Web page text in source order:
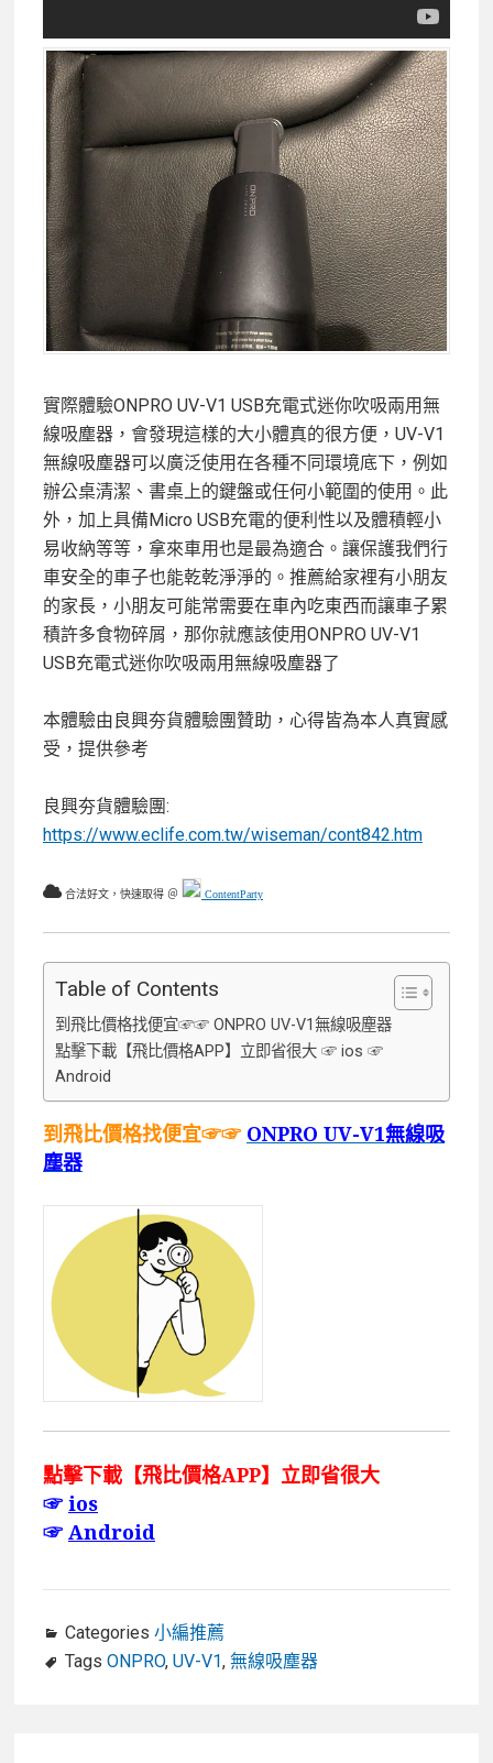
實際體驗ONPRO UV-V1 USB充電式迷你吹吸兩用無
線吸塵器，會發現這樣的大小體真的很方便，UV-V1
無線吸塵器可以廣泛使用在各種不同環境底下，例如
辦公桌清潔、書桌上的鍵盤或任何小範圍的使用。此
外，加上具備Micro USB充電的便利性以及體積輕小
易收納等等，拿來車用也是最為適合。讓保護我們行
車安全的車子也能乾乾淨淨的。推薦給家裡有小朋友
的家長，小朋友可能常需要在車內吃東西而讓車子累
積許多食物碎屑，那你就應該使用ONPRO UV-V1
USB充電式迷你吹吸兩用無線吸塵器了
本體驗由良興夯貨體驗團贊助，心得皆為本人真實感
受，提供參考
良興夯貨體驗團:
https://www.eclife.com.tw/wiseman/cont842.htm
合法好文，快速取得 ＠ ContentParty
Table of Contents
到飛比價格找便宜☞☞ ONPRO UV-V1無線吸塵器
點擊下載【飛比價格APP】立即省很大 ☞ ios ☞
Android
到飛比價格找便宜☞☞ ONPRO UV-V1無線吸
塵器
點擊下載【飛比價格APP】立即省很大
☞ios
☞Android
Categories 小編推薦
Tags ONPRO, UV-V1, 無線吸塵器